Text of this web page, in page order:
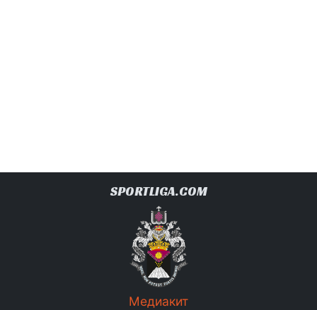
SPORTLIGA.COM
Медиакит